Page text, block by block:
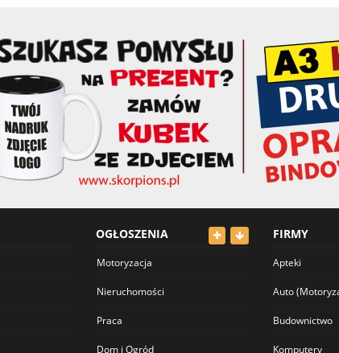
OGŁOSZENIA
Motoryzacja
Nieruchomości
Praca
Dom i Ogród
FIRMY
Apteki
Auto
Budownictwo
Komputery